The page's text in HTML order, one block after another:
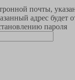
почты,
адрес будет
пароля